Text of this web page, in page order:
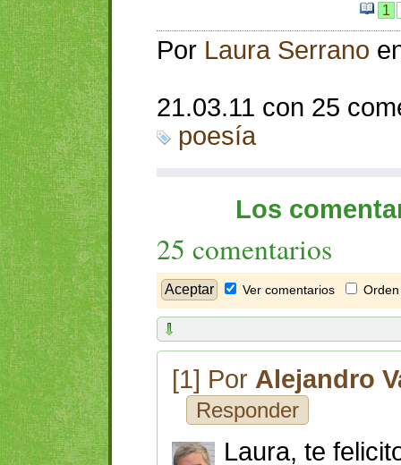
1
Por Laura Serrano
21.03.11 con 25
poesía
Los
25 comentarios
Ver comentarios
[1] Por Alejandro
Responder
Laura, te